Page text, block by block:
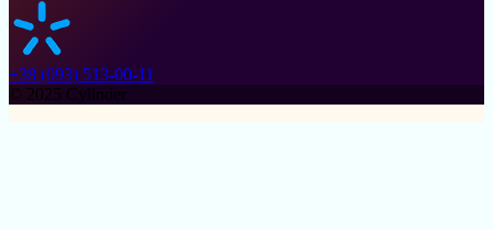
+38 (093) 513-00-11
© 2025 Cylinder